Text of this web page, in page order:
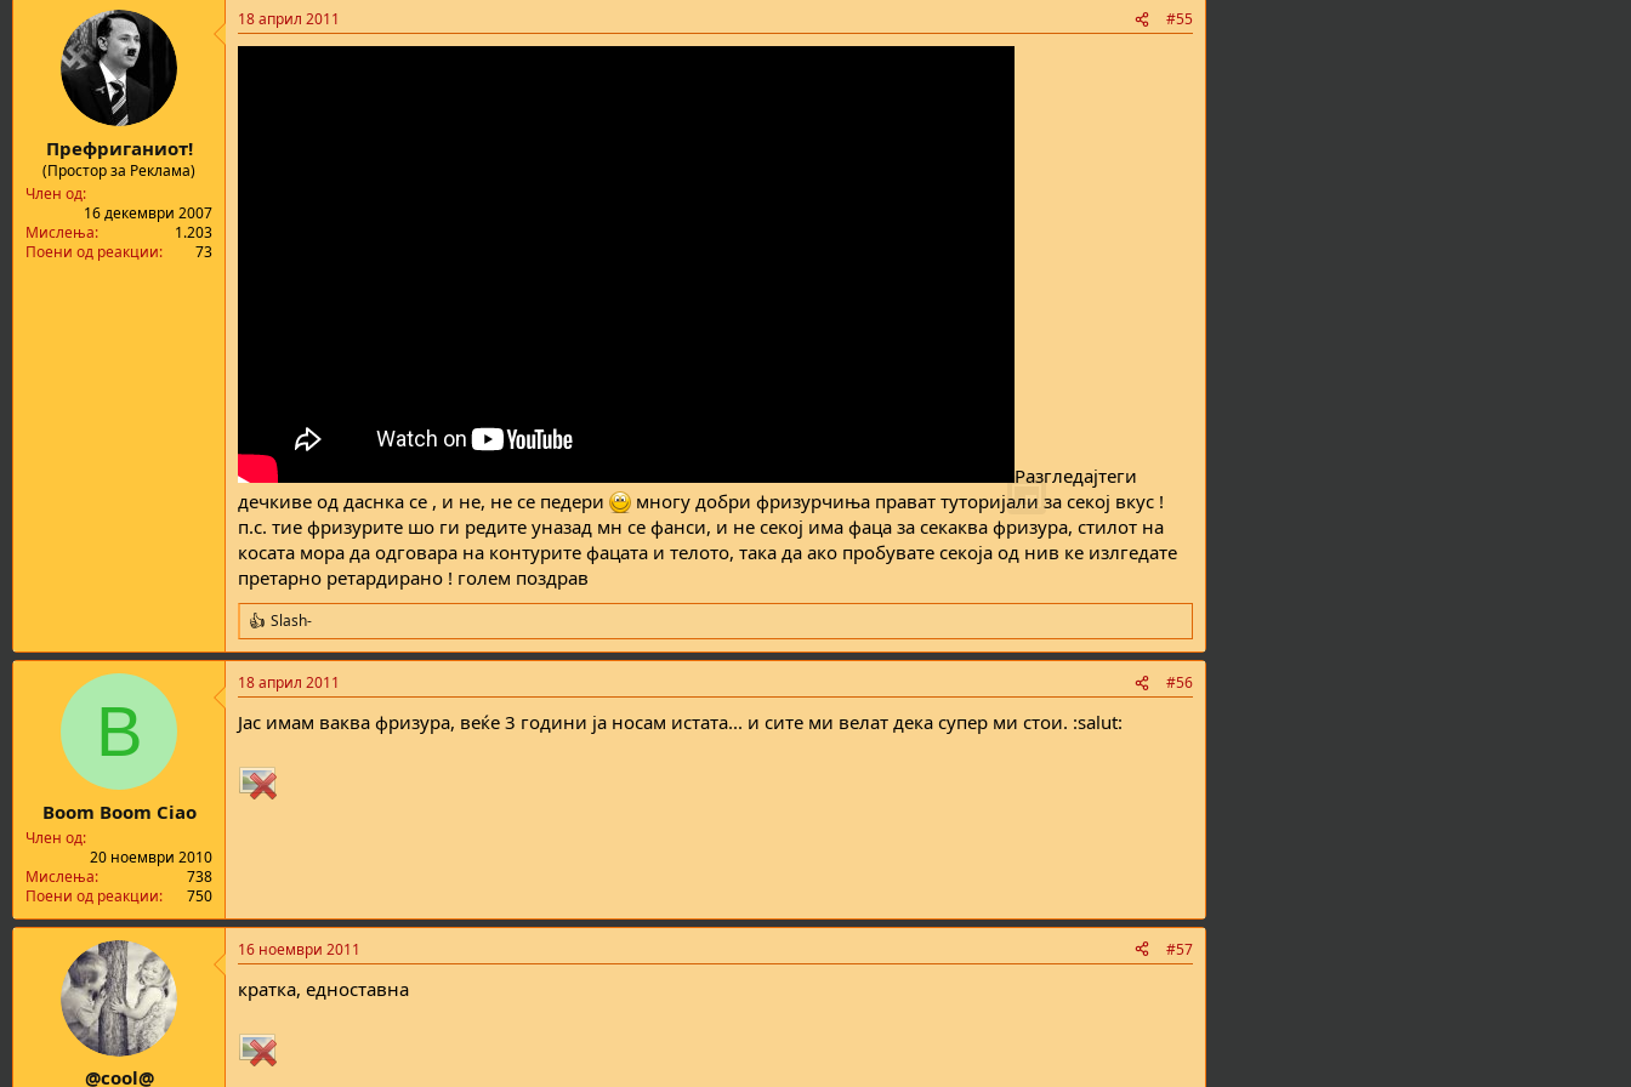
c
t
Префриганиот!
(Простор за Реклама)
Член од
16 декември 2007
Мислења
1.203
Поени од реакции
73
18 април 2011 #55
Разгледајтеги
дечкиве од даснка се , и не, не се педери
многу добри фризурчиња прават туторијали за секој вкус !
п.с. тие фризурите шо ги редите уназад мн се фанси, и не секој има фаца за секаква фризура, стилот на
косата мора да одговара на контурите фацата и телото, така да ако пробувате секоја од нив ке излгедате
претарно ретардирано ! голем поздрав
R
e
a
c
i
n
s
Slash-
B
Boom Boom Ciao
Член од
20 ноември 2010
Мислења
738
Поени од реакции
750
18 април 2011 #56
Јас имам ваква фризура, веќе 3 години ја носам истата... и сите ми велат дека супер ми стои. :salut:
@cool@
16 ноември 2011 #57
кратка, едноставна